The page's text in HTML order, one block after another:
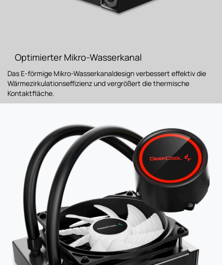
Optimierter Mikro-Wasserkanal
Das E-förmige Mikro-Wasserkanaldesign verbessert effektiv die
Wärmezirkulationseffizienz und vergrößert die thermische
Kontaktfläche.